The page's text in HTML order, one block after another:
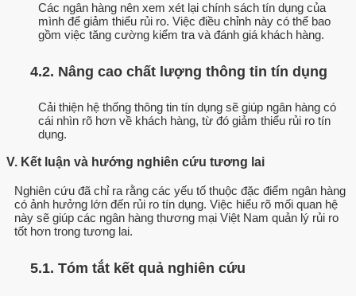
Các ngân hàng nên xem xét lại chính sách tín dụng của
mình để giảm thiểu rủi ro. Việc điều chỉnh này có thể bao
gồm việc tăng cường kiểm tra và đánh giá khách hàng.
4.2. Nâng cao chất lượng thông tin tín dụng
Cải thiện hệ thống thông tin tín dụng sẽ giúp ngân hàng có
cái nhìn rõ hơn về khách hàng, từ đó giảm thiểu rủi ro tín
dụng.
V. Kết luận và hướng nghiên cứu tương lai
Nghiên cứu đã chỉ ra rằng các yếu tố thuộc đặc điểm ngân hàng
có ảnh hưởng lớn đến rủi ro tín dụng. Việc hiểu rõ mối quan hệ
này sẽ giúp các ngân hàng thương mại Việt Nam quản lý rủi ro
tốt hơn trong tương lai.
5.1. Tóm tắt kết quả nghiên cứu